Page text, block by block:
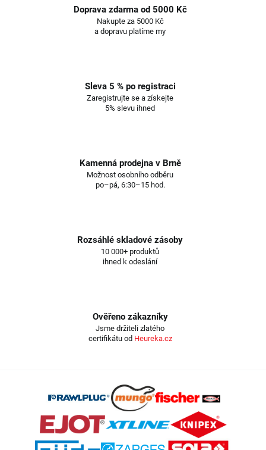
Doprava zdarma od 5000 Kč
Nakupte za 5000 Kč
a dopravu platíme my
Sleva 5 % po registraci
Zaregistrujte se a získejte
5% slevu ihned
Kamenná prodejna v Brně
Možnost osobního odběru
po–pá, 6:30–15 hod.
Rozsáhlé skladové zásoby
10 000+ produktů
ihned k odeslání
Ověřeno zákazníky
Jsme držiteli zlatého
certifikátu od Heureka.cz